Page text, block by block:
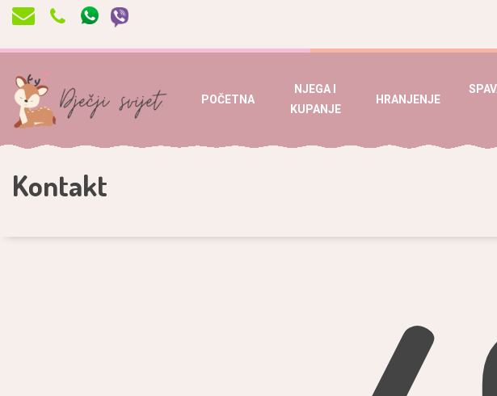
POČETNA
NJEGA I
KUPANJE
HRANJENJE
Kontakt